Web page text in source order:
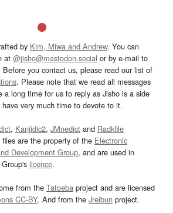
by Kim, Miwa and Andrew. You can
at @jisho@mastodon.social or by e-mail to
Before you contact us, please read our list of
. Please note that we read all messages
a long time for us to reply as Jisho is a side
very much time to devote to it.
, Kanjidic2, JMnedict and Radkfile
are the property of the Electronic
Development Group, and are used in
licence.
from the Tatoeba project and are licensed
CC-BY. And from the Jreibun project.